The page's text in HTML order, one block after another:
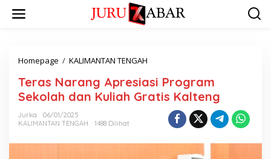
Homepage / KALIMANTAN TENGAH
Teras Narang Apresiasi Program
Sekolah dan Kuliah Gratis Kalteng
Jurka
06/01/2025
KALIMANTAN TENGAH
1488 Dilihat